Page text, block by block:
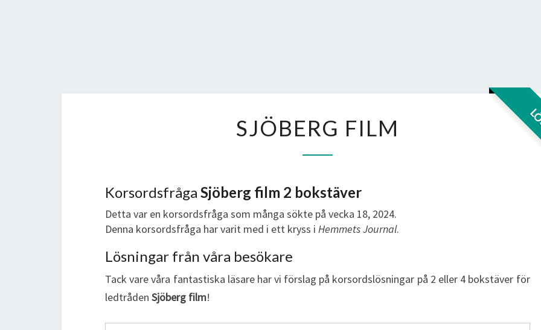
FILM
SJÖBERG FILM
Korsordsfråga Sjöberg film 2 bokstäver
Detta var en korsordsfråga som många sökte på vecka 18, 2024.
Denna korsordsfråga har varit med i ett kryss i Hemmets Journal.
Lösningar från våra besökare
Tack vare våra fantastiska läsare har vi förslag på korsordslösningar på 2 eller 4 bokstäver för
ledtråden Sjöberg film!